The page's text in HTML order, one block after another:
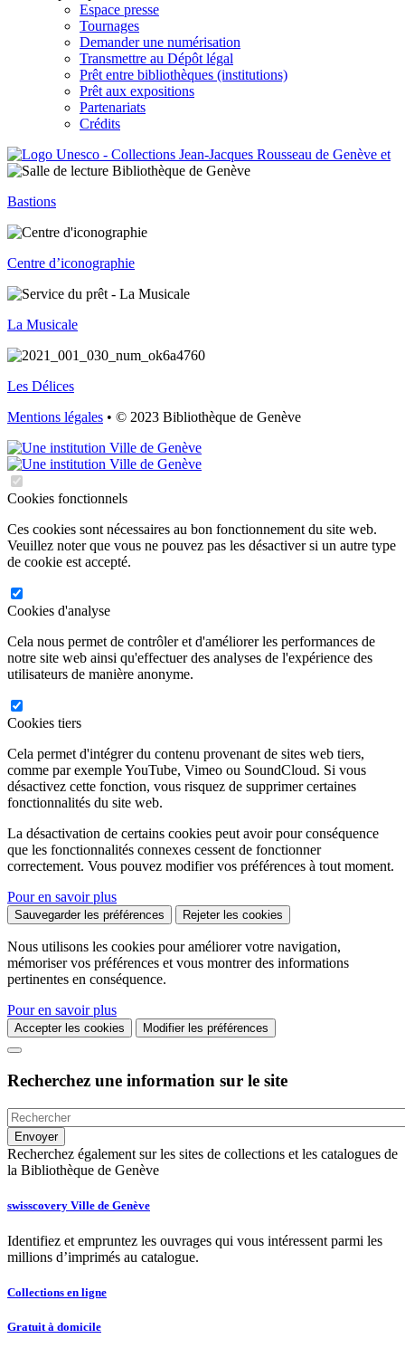
Espace presse
Tournages
Demander une numérisation
Transmettre au Dépôt légal
Prêt entre bibliothèques (institutions)
Prêt aux expositions
Partenariats
Crédits
Bastions
Centre d’iconographie
La Musicale
Les Délices
Mentions légales • © 2023 Bibliothèque de Genève
Cookies fonctionnels
Ces cookies sont nécessaires au bon fonctionnement du site web.
Veuillez noter que vous ne pouvez pas les désactiver si un autre type
de cookie est accepté.
Cookies d'analyse
Cela nous permet de contrôler et d'améliorer les performances de
notre site web ainsi qu'effectuer des analyses de l'expérience des
utilisateurs de manière anonyme.
Cookies tiers
Cela permet d'intégrer du contenu provenant de sites web tiers,
comme par exemple YouTube, Vimeo ou SoundCloud. Si vous
désactivez cette fonction, vous risquez de supprimer certaines
fonctionnalités du site web.
La désactivation de certains cookies peut avoir pour conséquence
que les fonctionnalités connexes cessent de fonctionner
correctement. Vous pouvez modifier vos préférences à tout moment.
Pour en savoir plus
Sauvegarder les préférences Rejeter les cookies
Nous utilisons les cookies pour améliorer votre navigation,
mémoriser vos préférences et vous montrer des informations
pertinentes en conséquence.
Pour en savoir plus
Accepter les cookies Modifier les préférences
Recherchez une information sur le site
Recherchez également sur les sites de collections et les catalogues de
la Bibliothèque de Genève
swisscovery Ville de Genève
Identifiez et empruntez les ouvrages qui vous intéressent parmi les
millions d’imprimés au catalogue.
Collections en ligne
Gratuit à domicile